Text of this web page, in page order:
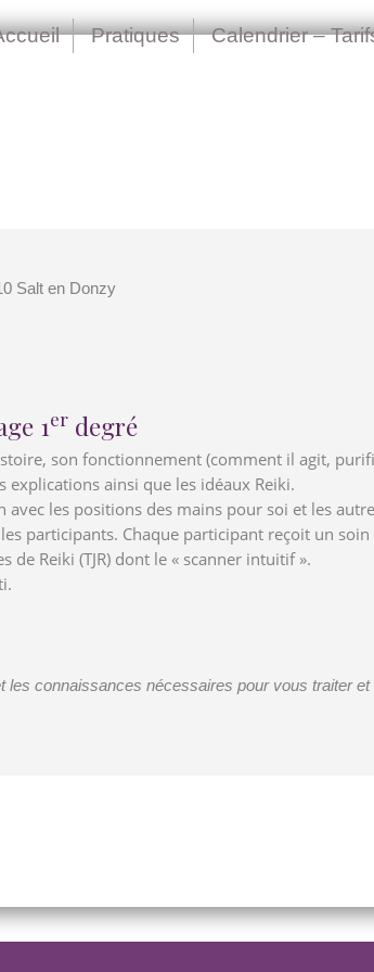
Pratiques Calendrier –
Salt en Donzy
1er degré
son fonctionnement (comment il agit,
explications ainsi que les idéaux Reiki.
avec les positions des mains pour soi et les
participants. Chaque participant reçoit un
de Reiki (TJR) dont le « scanner intuitif ».
les connaissances nécessaires pour vous traiter et